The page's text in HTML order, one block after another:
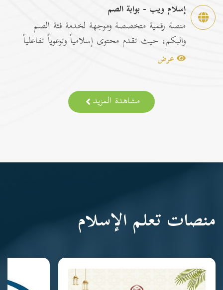
إسلام ويب - بوابة الصم
منصة رقمية متخصصة وموجهة لخدمة فئة الصم
والبكم، حيث تقدم محتوى إسلامياً وتوعوياً تفاعلياً
مترجماً با...
عرض
مشاهدة المزيد
منصات تعلم الإسلام